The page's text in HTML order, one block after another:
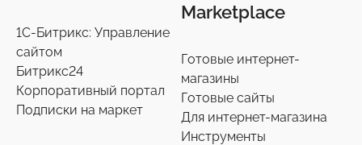
1С-Битрикс: Управление
сайтом
Битрикс24
Корпоративный портал
Подписки на маркет
Marketplace
Готовые интернет-
магазины
Готовые сайты
Для интернет-магазина
Инструменты